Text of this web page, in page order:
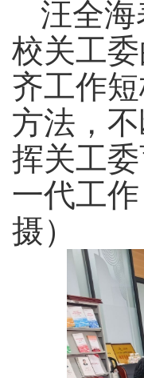
汪全
校关工
齐工作
方法，
挥关工
一代工
摄）